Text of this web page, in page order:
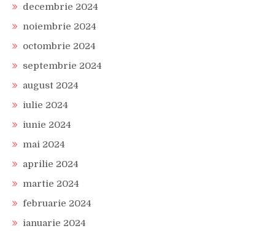
decembrie 2024
noiembrie 2024
octombrie 2024
septembrie 2024
august 2024
iulie 2024
iunie 2024
mai 2024
aprilie 2024
martie 2024
februarie 2024
ianuarie 2024